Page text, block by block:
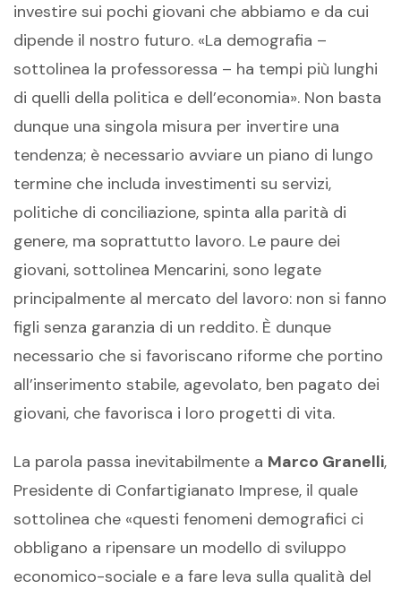
investire sui pochi giovani che abbiamo e da cui
dipende il nostro futuro. «La demografia –
sottolinea la professoressa – ha tempi più lunghi
di quelli della politica e dell’economia». Non basta
dunque una singola misura per invertire una
tendenza; è necessario avviare un piano di lungo
termine che includa investimenti su servizi,
politiche di conciliazione, spinta alla parità di
genere, ma soprattutto lavoro. Le paure dei
giovani, sottolinea Mencarini, sono legate
principalmente al mercato del lavoro: non si fanno
figli senza garanzia di un reddito. È dunque
necessario che si favoriscano riforme che portino
all’inserimento stabile, agevolato, ben pagato dei
giovani, che favorisca i loro progetti di vita.
La parola passa inevitabilmente a Marco Granelli,
Presidente di Confartigianato Imprese, il quale
sottolinea che «questi fenomeni demografici ci
obbligano a ripensare un modello di sviluppo
economico-sociale e a fare leva sulla qualità del